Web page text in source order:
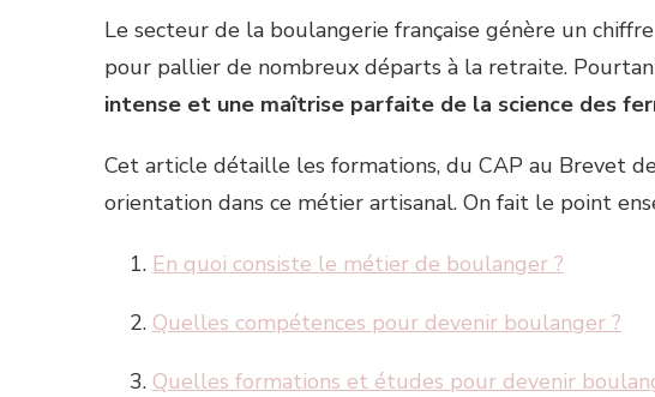
Le secteur de la boulangerie française génère un
pour pallier de nombreux départs à la retraite.
intense et une maîtrise parfaite de la science des
Cet article détaille les formations, du CAP au Brevet
orientation dans ce métier artisanal. On fait le point
En quoi consiste le métier de boulanger ?
Quelles compétences pour devenir boulanger ?
Quelles formations et études pour devenir